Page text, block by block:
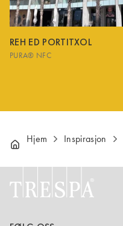
REH ED PORTITXOL
PURA® NFC
Hjem Inspirasjon